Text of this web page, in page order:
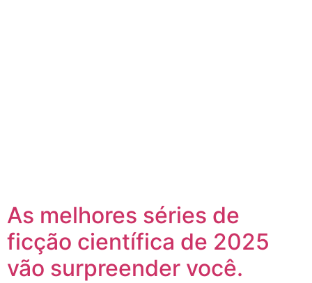
As melhores séries de
ficção científica de 2025
vão surpreender você.